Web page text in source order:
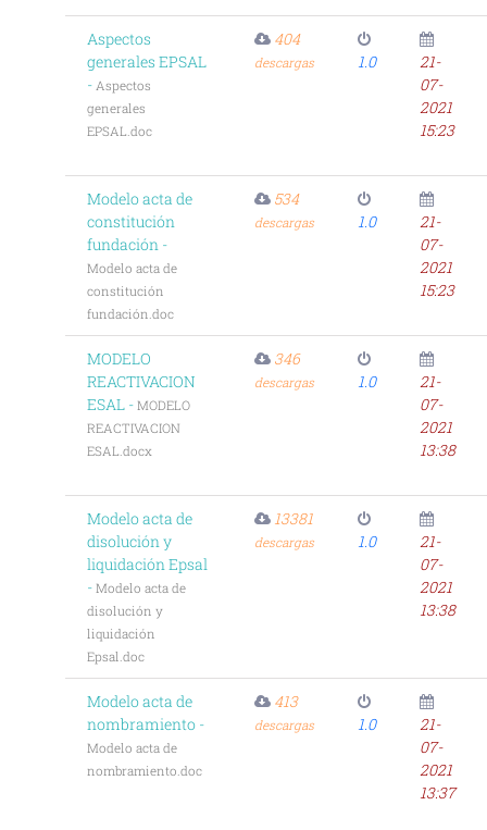
Aspectos
generales EPSAL
- Aspectos
generales
EPSAL.doc
404
descargas 1.0
21-
07-
2021
15:23
Modelo acta de
constitución
fundación -
Modelo acta de
constitución
fundación.doc
534
descargas 1.0
21-
07-
2021
15:23
MODELO
REACTIVACION
ESAL - MODELO
REACTIVACION
ESAL.docx
346
descargas 1.0
21-
07-
2021
13:38
Modelo acta de
disolución y
liquidación Epsal
- Modelo acta de
disolución y
liquidación
Epsal.doc
13381
descargas 1.0
21-
07-
2021
13:38
Modelo acta de
nombramiento -
Modelo acta de
nombramiento.doc
413
descargas 1.0
21-
07-
2021
13:37